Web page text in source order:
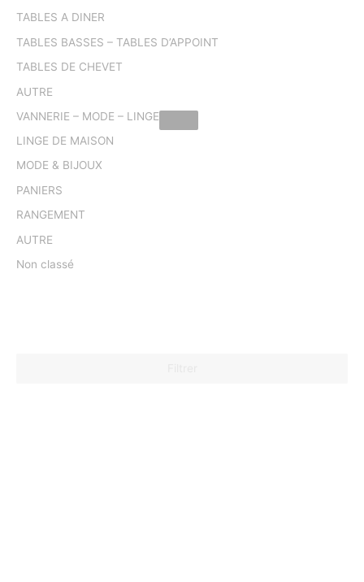
TABLES A DINER
TABLES BASSES – TABLES D’APPOINT
TABLES DE CHEVET
AUTRE
VANNERIE – MODE – LINGE
LINGE DE MAISON
MODE & BIJOUX
PANIERS
RANGEMENT
AUTRE
Non classé